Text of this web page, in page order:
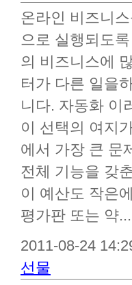
온라인 비즈니
으로 실행되도
의 비즈니스에
터가 다른 일을
니다. 자동화 이
이 선택의 여지
에서 가장 큰 문
전체 기능을 갖
이 예산도 작은
평가판 또는 약...
2011-08-24
선물